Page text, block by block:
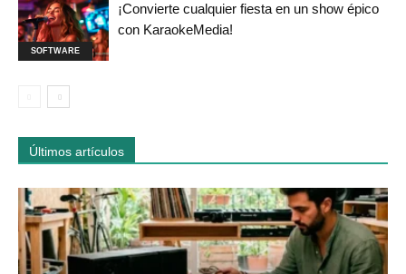
SOFTWARE
¡Convierte cualquier fiesta en un show épico
con KaraokeMedia!
Últimos artículos